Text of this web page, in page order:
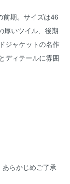
前期。サイズは46
厚いツイル、後期
ジャケットの名作
ディテールに雰囲
らかじめご了承